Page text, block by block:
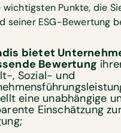
wichtigsten Punkte, die
seiner ESG-Bewertung
bietet
Bewertung
, Sozial- und
eine unabhängige
Einschätzung